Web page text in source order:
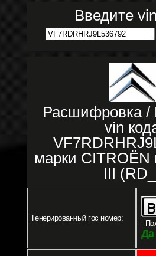
Введите
Расшифровка /
vin
марки CITROËN
III
Генерированный гос номер:
-
Да